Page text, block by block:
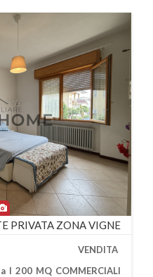
PRIVATA ZONA VIGNE
VENDITA
I 200 MQ COMMERCIALI